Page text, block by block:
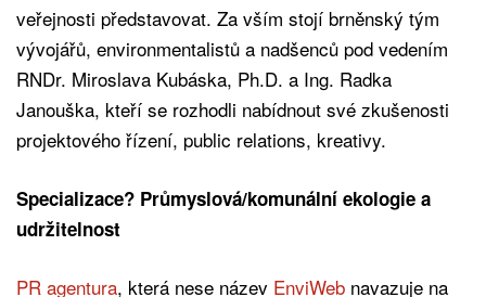
veřejnosti představovat. Za vším stojí brněnský tým
vývojářů, environmentalistů a nadšenců pod vedením
RNDr. Miroslava Kubáska, Ph.D. a Ing. Radka
Janouška, kteří se rozhodli nabídnout své zkušenosti
projektového řízení, public relations, kreativy.
Specializace? Průmyslová/komunální ekologie a
udržitelnost
PR agentura, která nese název EnviWeb navazuje na